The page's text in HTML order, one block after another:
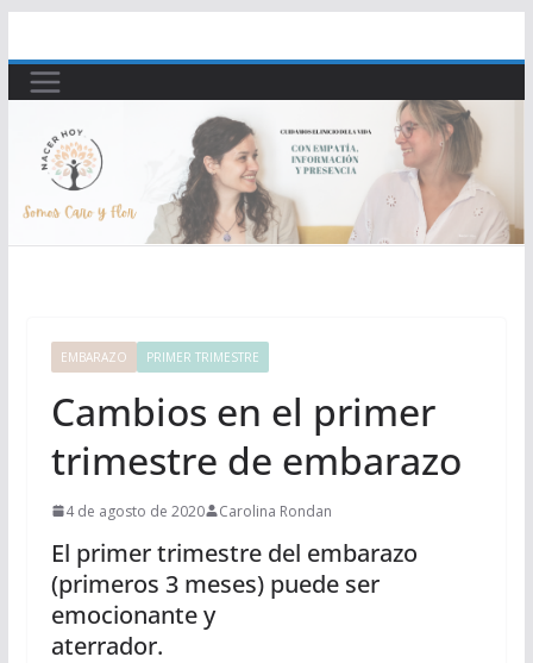
al
contenido
EMBARAZO PRIMER TRIMESTRE
Cambios en el primer
trimestre de embarazo
4 de agosto de 2020 Carolina Rondan
El primer trimestre del embarazo
(primeros 3 meses) puede ser
emocionante y
aterrador.